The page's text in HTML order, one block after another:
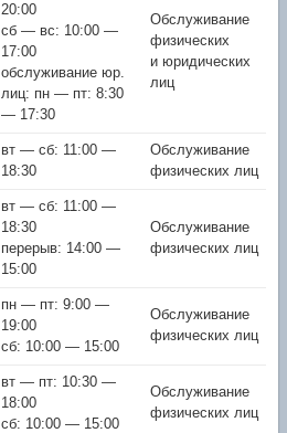
20:00
сб — вс: 10:00 —
17:00
обслуживание юр.
лиц: пн — пт: 8:30
— 17:30
Обслуживание
физических
и юридических
лиц
вт — сб: 11:00 —
18:30
Обслуживание
физических лиц
вт — сб: 11:00 —
18:30
перерыв: 14:00 —
15:00
Обслуживание
физических лиц
пн — пт: 9:00 —
19:00
сб: 10:00 — 15:00
Обслуживание
физических лиц
вт — пт: 10:30 —
18:00
сб: 10:00 — 15:00
Обслуживание
физических лиц